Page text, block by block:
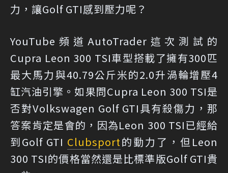
力，讓Golf GTI感到壓力呢？
YouTube頻道AutoTrader這次測試的
Cupra Leon 300 TSI車型搭載了擁有300匹
最大馬力與40.79公斤米的2.0升渦輪增壓4
缸汽油引擎。如果問Cupra Leon 300 TSI是
否對Volkswagen Golf GTI具有殺傷力，那
答案肯定是會的，因為Leon 300 TSI已經給
到Golf GTI Clubsport的動力了，但Leon
300 TSI的價格當然還是比標準版Golf GTI貴